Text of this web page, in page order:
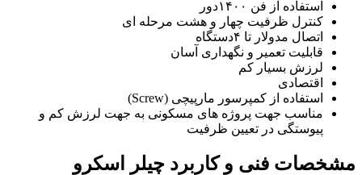
استفاده از فن ۱۴۰۰دور
کنترل ظرفیت چهار و هشت مرحله ای
اتصال مدولار تا ۴دستگاه
قابلیت تعمیر و نگهداری آسان
لرزش بسیار کم
اقتصادی
استفاده از کمپرسور مارپیچی (Screw)
مناسب جهت پروژه های مسکونی به جهت لرزش کم و
پیوستگی در تعیین ظرفیت
مشخصات فنی و کاربرد چیلر اسکرو